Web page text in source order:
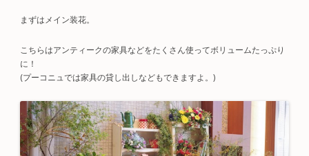
まずはメイン装花。
こちらはアンティークの家具などをたくさん使ってボリュームたっぷり
に！
(プーコニュでは家具の貸し出しなどもできますよ。)